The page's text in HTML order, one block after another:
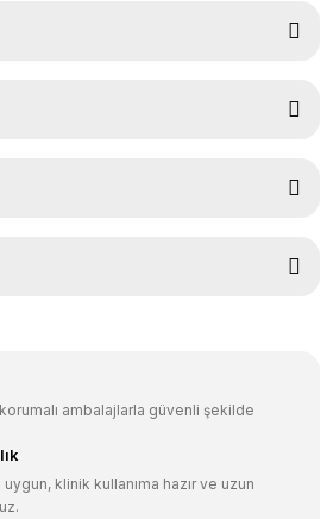
noktaları öneri formunu kullanarak
veya görüntülenemiyor.
bilgiler bulunuyor.
daha pahalı.
olmalı.
ambalajlarla güvenli şekilde
klinik kullanıma hazır ve uzun